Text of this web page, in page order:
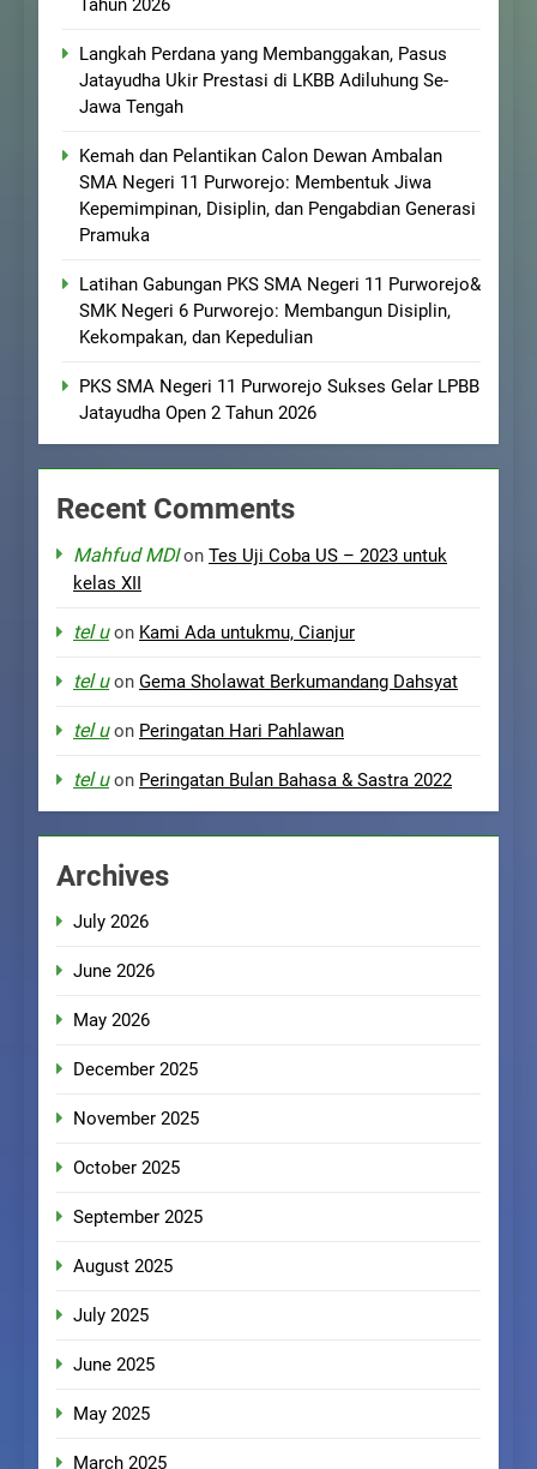
Tahun 2026
Langkah Perdana yang Membanggakan, Pasus
Jatayudha Ukir Prestasi di LKBB Adiluhung Se-
Jawa Tengah
Kemah dan Pelantikan Calon Dewan Ambalan
SMA Negeri 11 Purworejo: Membentuk Jiwa
Kepemimpinan, Disiplin, dan Pengabdian Generasi
Pramuka
Latihan Gabungan PKS SMA Negeri 11 Purworejo&
SMK Negeri 6 Purworejo: Membangun Disiplin,
Kekompakan, dan Kepedulian
PKS SMA Negeri 11 Purworejo Sukses Gelar LPBB
Jatayudha Open 2 Tahun 2026
Recent Comments
Mahfud MDIon Tes Uji Coba US – 2023 untuk
kelas XII
tel uon Kami Ada untukmu, Cianjur
tel uon Gema Sholawat Berkumandang Dahsyat
tel uon Peringatan Hari Pahlawan
tel uon Peringatan Bulan Bahasa & Sastra 2022
Archives
July 2026
June 2026
May 2026
December 2025
November 2025
October 2025
September 2025
August 2025
July 2025
June 2025
May 2025
March 2025